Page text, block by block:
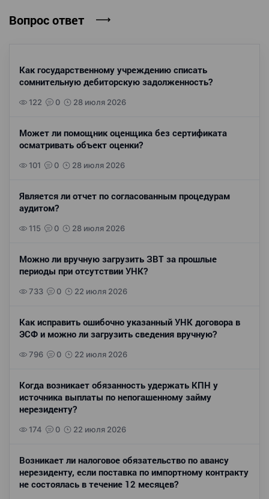
Вопрос ответ
Как государственному учреждению списать
сомнительную дебиторскую задолженность?
122 0 28 июля 2026
Может ли помощник оценщика без сертификата
осматривать объект оценки?
101 0 28 июля 2026
Является ли отчет по согласованным процедурам
аудитом?
115 0 28 июля 2026
Можно ли вручную загрузить ЗВТ за прошлые
периоды при отсутствии УНК?
733 0 22 июля 2026
Как исправить ошибочно указанный УНК договора в
ЭСФ и можно ли загрузить сведения вручную?
796 0 22 июля 2026
Когда возникает обязанность удержать КПН у
источника выплаты по непогашенному займу
нерезиденту?
174 0 22 июля 2026
Возникает ли налоговое обязательство по авансу
нерезиденту, если поставка по импортному контракту
не состоялась в течение 12 месяцев?